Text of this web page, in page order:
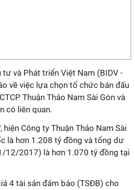
tư và Phát triển Việt Nam (BIDV -
về việc lựa chọn tổ chức bán đấu
Thuận Thảo Nam Sài Gòn và
có liên quan.
, hiện Công ty Thuận Thảo Nam Sài
là hơn 1.208 tỷ đồng và tổng dư
12/2017) là hơn 1.070 tỷ đồng tại
4 tài sản đảm bảo (TSĐB) cho